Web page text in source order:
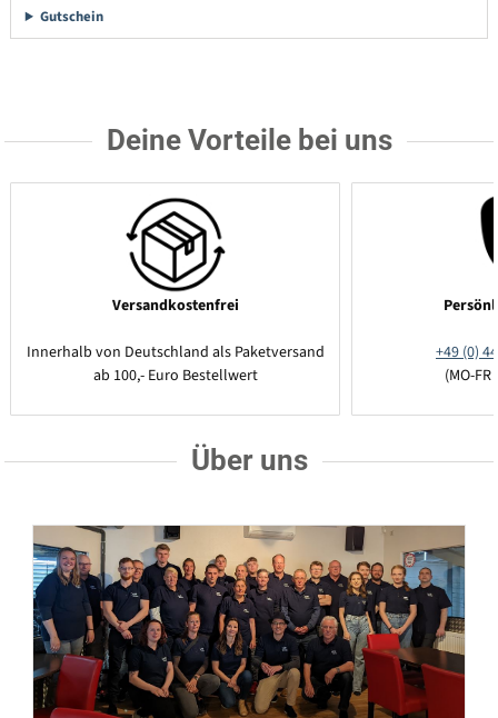
Gutschein
Deine Vorteile bei uns
Versandkostenfrei
Innerhalb von Deutschland als Paketversand
ab 100,- Euro Bestellwert
+49 (0)
(MO-
Über uns